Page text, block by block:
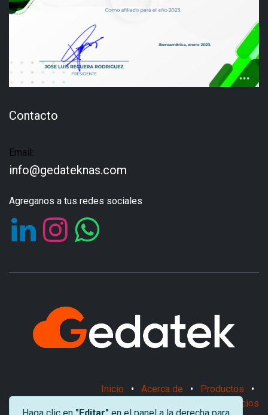
Contacto
Email:
info@gedateknas.com
Agreganos a tus redes sociales
Inicio • Acerca de • Productos
•
Términos de los Servicios
Haga clic en "Editar" en el panel a la derecha para